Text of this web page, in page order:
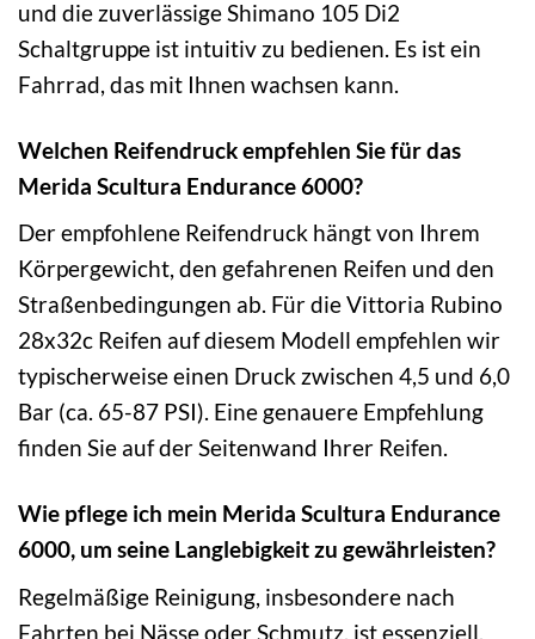
und die zuverlässige Shimano 105 Di2
Schaltgruppe ist intuitiv zu bedienen. Es ist ein
Fahrrad, das mit Ihnen wachsen kann.
Welchen Reifendruck empfehlen Sie für das
Merida Scultura Endurance 6000?
Der empfohlene Reifendruck hängt von Ihrem
Körpergewicht, den gefahrenen Reifen und den
Straßenbedingungen ab. Für die Vittoria Rubino
28x32c Reifen auf diesem Modell empfehlen wir
typischerweise einen Druck zwischen 4,5 und 6,0
Bar (ca. 65-87 PSI). Eine genauere Empfehlung
finden Sie auf der Seitenwand Ihrer Reifen.
Wie pflege ich mein Merida Scultura Endurance
6000, um seine Langlebigkeit zu gewährleisten?
Regelmäßige Reinigung, insbesondere nach
Fahrten bei Nässe oder Schmutz, ist essenziell.